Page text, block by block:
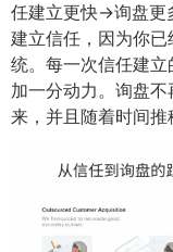
任建立更快→询盘更
建立信任，因为你
统。每一次信任建
加一分动力。询盘
来，并且随着时间推